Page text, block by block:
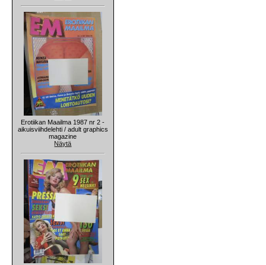
Erotiikan Maailma 1987 nr 2 -
aikuisviihdelehti / adult graphics
magazine
Näytä